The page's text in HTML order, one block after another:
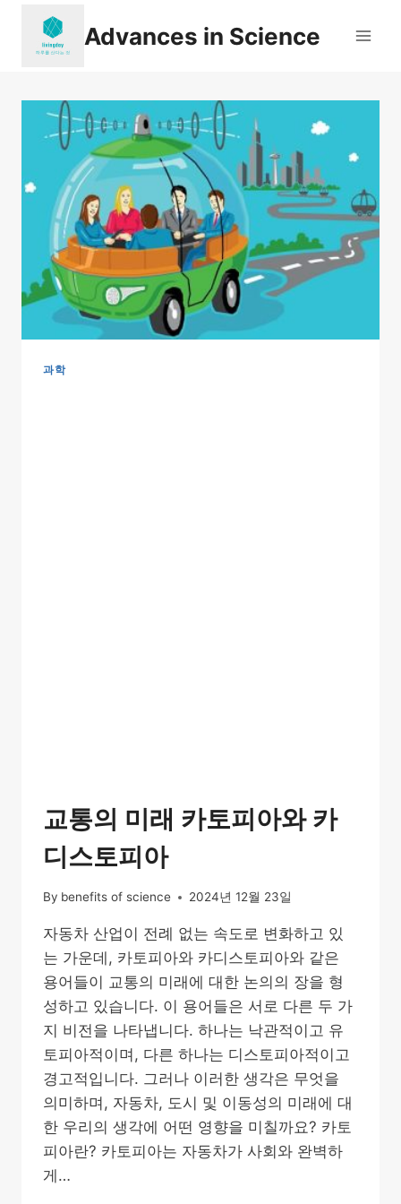
content
Advances in Science
과학
교통의 미래 카토피아와 카
디스토피아
By benefits of science 2024년 12월 23일
자동차 산업이 전례 없는 속도로 변화하고 있
는 가운데, 카토피아와 카디스토피아와 같은
용어들이 교통의 미래에 대한 논의의 장을 형
성하고 있습니다. 이 용어들은 서로 다른 두 가
지 비전을 나타냅니다. 하나는 낙관적이고 유
토피아적이며, 다른 하나는 디스토피아적이고
경고적입니다. 그러나 이러한 생각은 무엇을
의미하며, 자동차, 도시 및 이동성의 미래에 대
한 우리의 생각에 어떤 영향을 미칠까요? 카토
피아란? 카토피아는 자동차가 사회와 완벽하
게…